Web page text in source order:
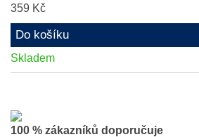
359 Kč
Do košíku
Skladem
100 % zákazníků doporučuje